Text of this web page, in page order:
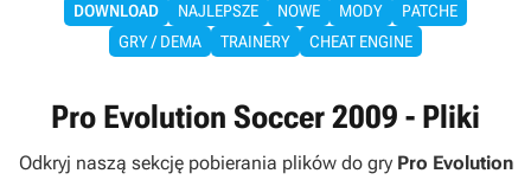
DOWNLOAD NAJLEPSZE NOWE MODY
PATCHE
GRY / DEMA
TRAINERY CHEAT ENGINE
Pro Evolution Soccer 2009 - Pliki
Odkryj naszą sekcję pobierania plików do gry Pro Evolution